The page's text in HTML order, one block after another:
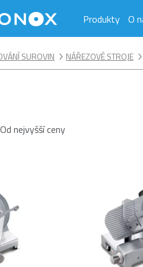
Produkty O
SUROVIN NÁŘEZOVÉ STROJE
Od nejvyšší ceny